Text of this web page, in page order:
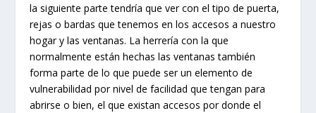
la siguiente parte tendría que ver con el tipo de puerta,
rejas o bardas que tenemos en los accesos a nuestro
hogar y las ventanas. La herrería con la que
normalmente están hechas las ventanas también
forma parte de lo que puede ser un elemento de
vulnerabilidad por nivel de facilidad que tengan para
abrirse o bien, el que existan accesos por donde el